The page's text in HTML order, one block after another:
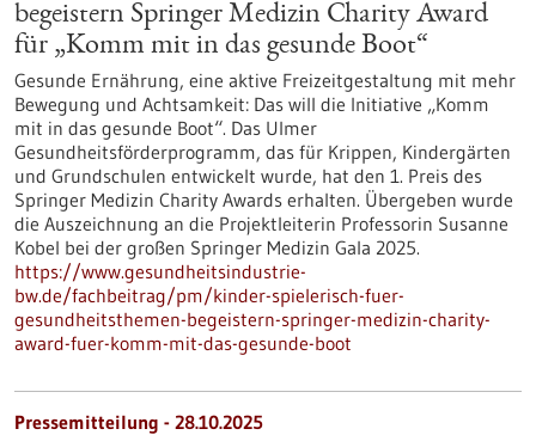
begeistern Springer Medizin Charity Award
für „Komm mit in das gesunde Boot“
Gesunde Ernährung, eine aktive Freizeitgestaltung mit mehr
Bewegung und Achtsamkeit: Das will die Initiative „Komm
mit in das gesunde Boot“. Das Ulmer
Gesundheitsförderprogramm, das für Krippen, Kindergärten
und Grundschulen entwickelt wurde, hat den 1. Preis des
Springer Medizin Charity Awards erhalten. Übergeben wurde
die Auszeichnung an die Projektleiterin Professorin Susanne
Kobel bei der großen Springer Medizin Gala 2025.
https://www.gesundheitsindustrie-
bw.de/fachbeitrag/pm/kinder-spielerisch-fuer-
gesundheitsthemen-begeistern-springer-medizin-charity-
award-fuer-komm-mit-das-gesunde-boot
Pressemitteilung - 28.10.2025